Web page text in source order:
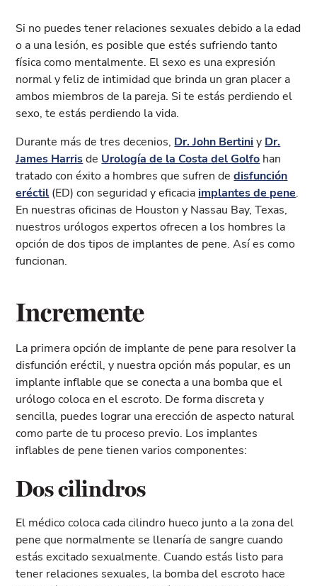
Dos cilindros
Válvula de bombeo y descarga
Depósito lleno de líquido
quirúrgicos sencillos
Si no puedes tener relaciones sexuales debido a la edad
o a una lesión, es posible que estés sufriendo tanto
física como mentalmente. El sexo es una expresión
normal y feliz de intimidad que brinda un gran placer a
ambos miembros de la pareja. Si te estás perdiendo el
sexo, te estás perdiendo la vida.
Durante más de tres decenios, Dr. John Bertiniy Dr.
James Harrisde Urología de la Costa del Golfo han
tratado con éxito a hombres que sufren dedisfunción
eréctil (ED) con seguridad y eficacia implantes de pene.
En nuestras oficinas de Houston y Nassau Bay, Texas,
nuestros urólogos expertos ofrecen a los hombres la
opción de dos tipos de implantes de pene. Así es como
funcionan.
Incremente
La primera opción de implante de pene para resolver la
disfunción eréctil, y nuestra opción más popular, es un
implante inflable que se conecta a una bomba que el
urólogo coloca en el escroto. De forma discreta y
sencilla, puedes lograr una erección de aspecto natural
como parte de tu proceso previo. Los implantes
inflables de pene tienen varios componentes:
Dos cilindros
El médico coloca cada cilindro hueco junto a la zona del
pene que normalmente se llenaría de sangre cuando
estás excitado sexualmente. Cuando estás listo para
tener relaciones sexuales, la bomba del escroto hace